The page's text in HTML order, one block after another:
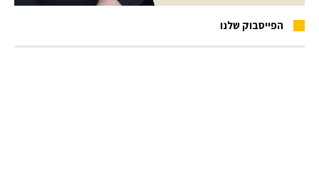
הפייסבוק שלנו